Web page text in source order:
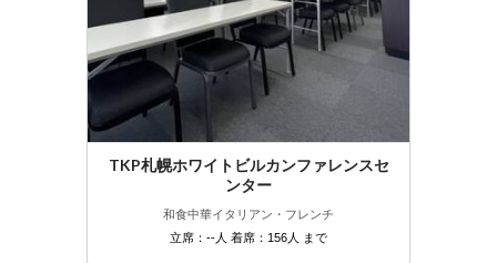
TKP札幌ホワイトビルカンファレンスセ
ンター
和食中華イタリアン・フレンチ
立席：--人 着席：156人 まで